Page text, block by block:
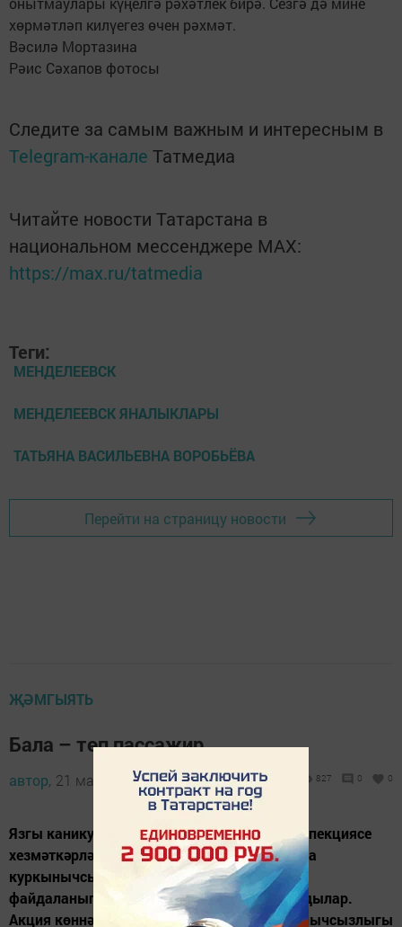
хөрмәтләп килүегез өчен рәхмәт.
Вәсилә Мортазина
Рәис Сәхапов фотосы
Следите за самым важным и интересным в
Telegram-канале Татмедиа
Читайте новости Татарстана в
национальном мессенджере MАХ:
https://max.ru/tatmedia
Теги:
МЕНДЕЛЕЕВСК
МЕНДЕЛЕЕВСК ЯНАЛЫКЛАРЫ
ТАТЬЯНА ВАСИЛЬЕВНА ВОРОБЬЁВА
Перейти на страницу новости
ҖӘМГЫЯТЬ
Бала – төп пассажир
автор, 21 март 2014 - 04:40 827 0 0
Язгы каникуллар алдыннан Дәүләт автоинспекциясе
хезмәткәрләре уку учреждениеләрендә юлда
куркынычсызлык буенча видеомәгълүмат
файдаланып әңгәмәләр, конкурслар уздырдылар.
Акция көннәрендә ДАИ һәм юл йөрү куркынычсызлыгы